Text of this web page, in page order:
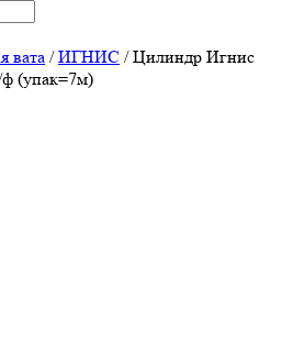
вата /ИГНИС /Цилиндр Игнис
(упак=7м)